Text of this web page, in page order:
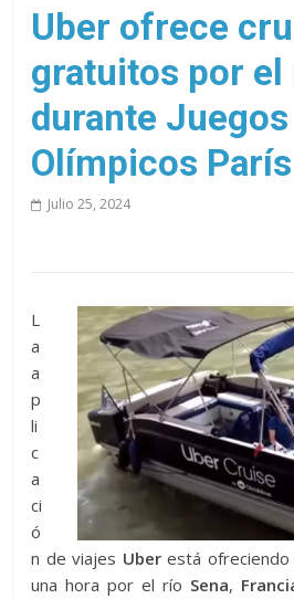
de
cruceros
en
un
solo
sitio
Uber ofrece
gratuitos por el
durante Juegos
Olímpicos
Julio 25, 2024
L
a
a
p
li
c
a
ci
ó
n de viajes Uberestá ofreciendo
una hora por el río Sena,